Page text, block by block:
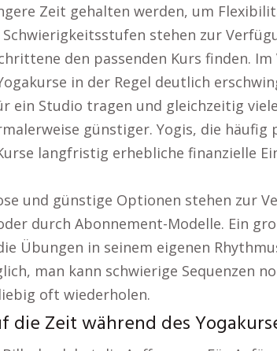
Zeit gehalten werden, um
Schwierigkeitsstufen stehen zur
den passenden Kurs finden.
in der Regel deutlich
ein Studio tragen und gleichzeitig
günstiger. Yogis, die
langfristig erhebliche finanzielle
und günstige Optionen stehen zur
durch Abonnement-Modelle. Ein
Übungen in seinem eigenen
man kann schwierige Sequenzen
oft wiederholen.
die Zeit während des